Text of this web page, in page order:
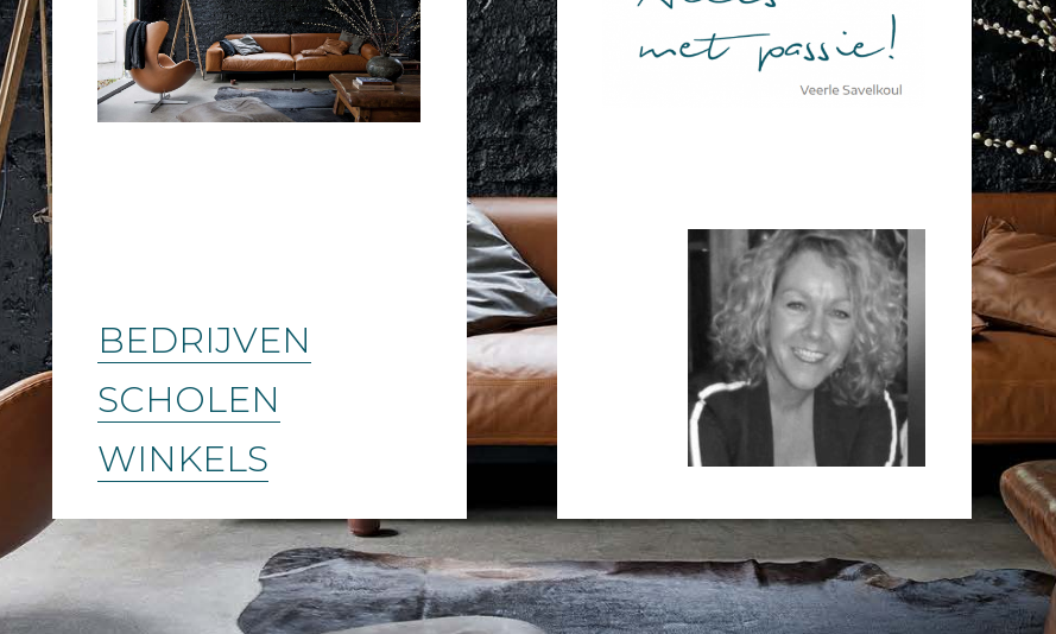
BEDRIJVEN
SCHOLEN
WINKELS